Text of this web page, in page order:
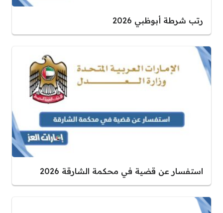
رتب شرطة أبوظبي 2026
استفسار عن قضية في محكمة الشارقة 2026